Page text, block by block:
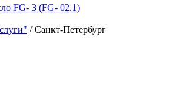
FG- 3 (FG- 02.1)
/ Санкт-Петербург